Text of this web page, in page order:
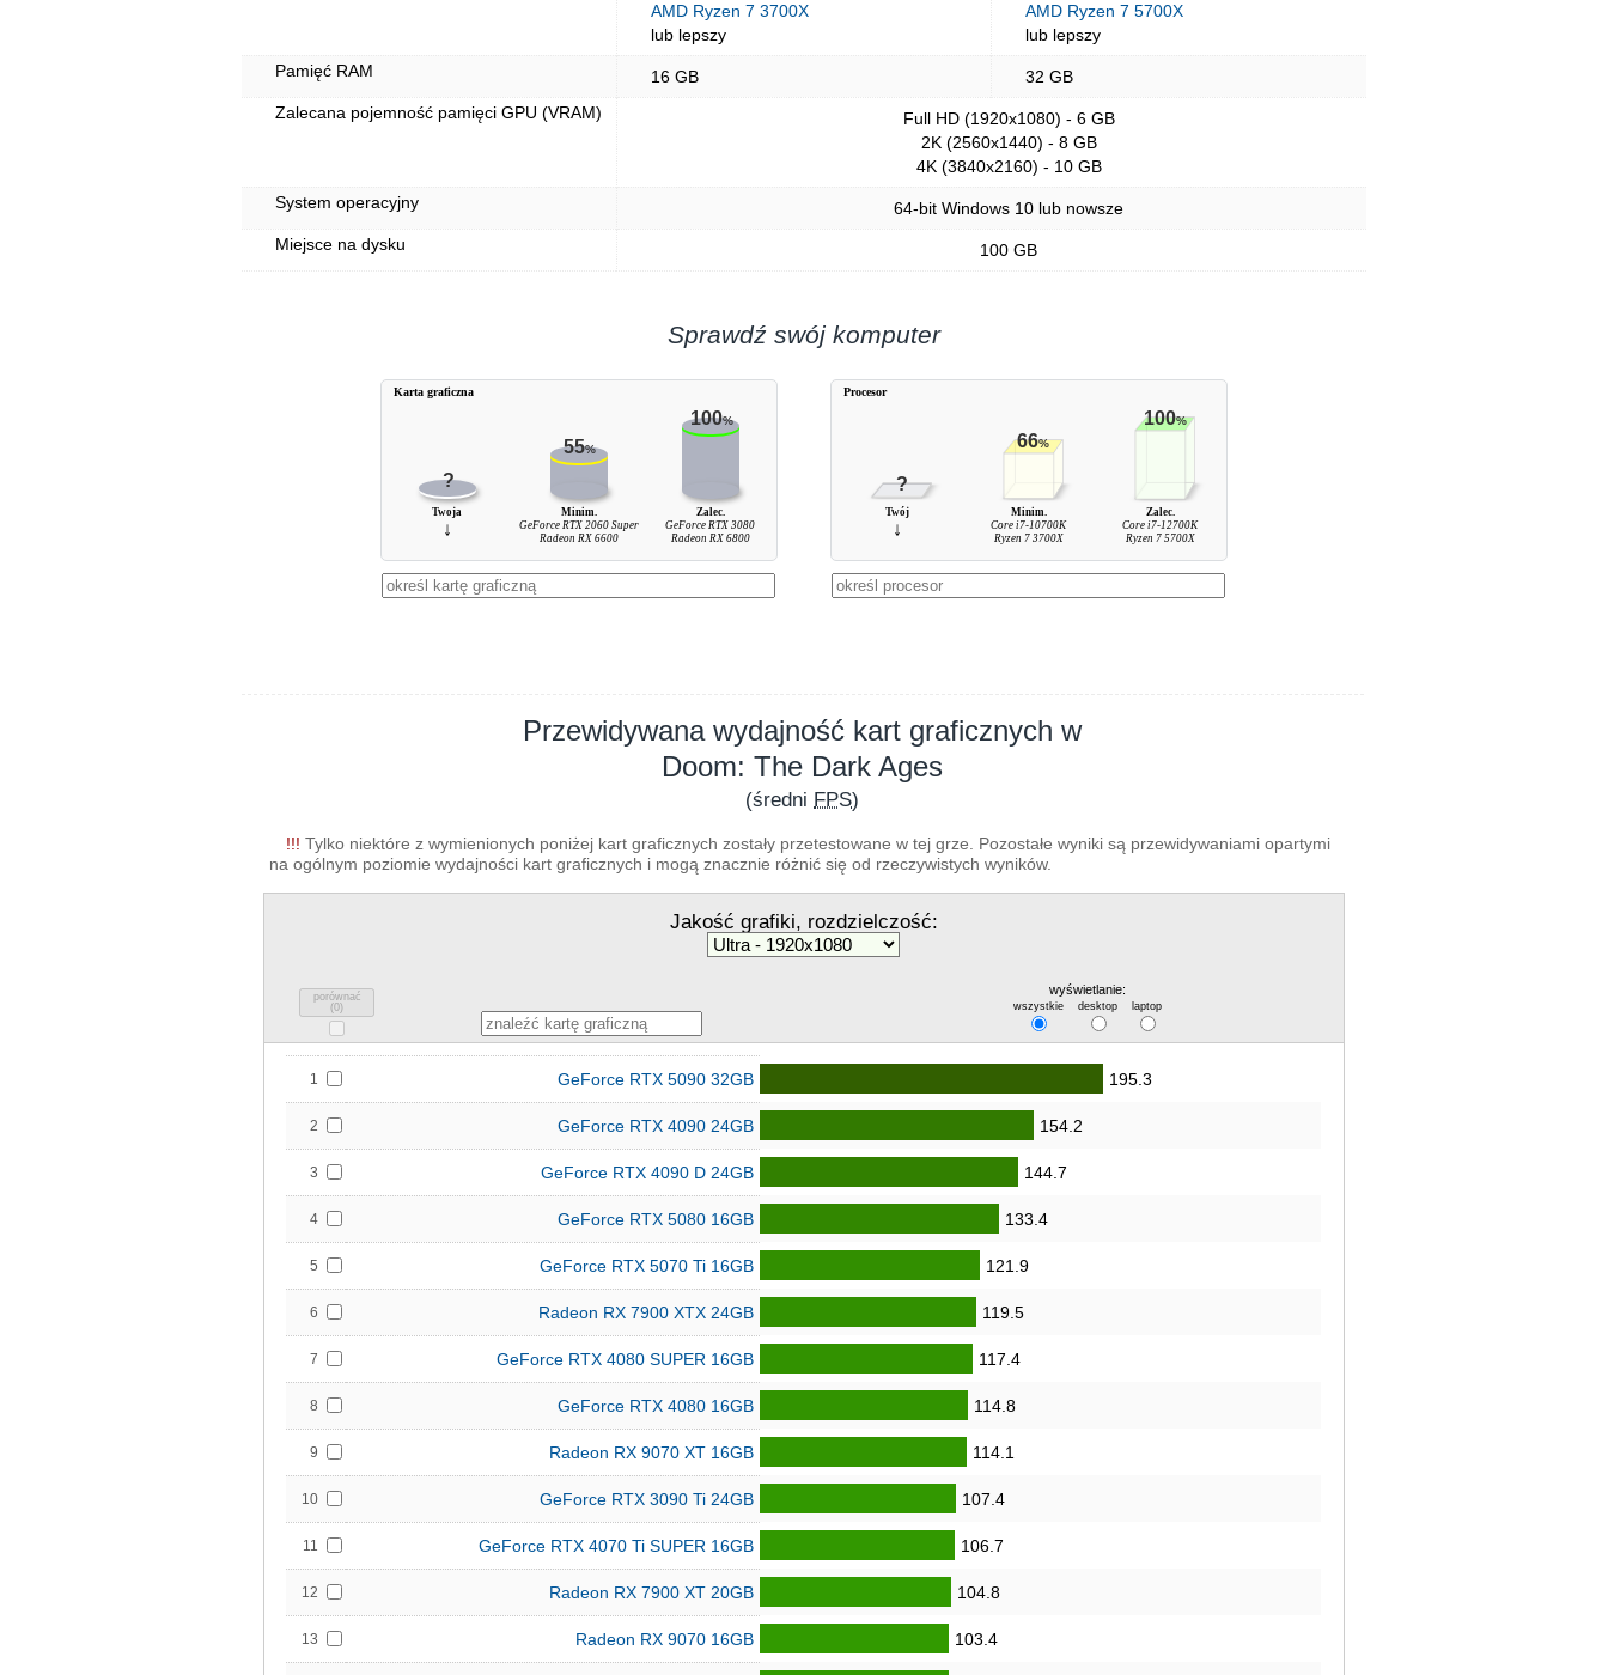
AMD Ryzen 7 3700X
lub lepszy
AMD Ryzen 7 5700X
lub lepszy
Pamięć RAM
16 GB
32 GB
Zalecana pojemność pamięci GPU (VRAM)
Full HD (1920x1080) - 6 GB
2K (2560x1440) - 8 GB
4K (3840x2160) - 10 GB
System operacyjny
64-bit Windows 10 lub nowsze
Miejsce na dysku
100 GB
Sprawdź swój komputer
?
55%
100%
Twoja
↓
Minim.
GeForce RTX 2060 Super
Radeon RX 6600
Zalec.
GeForce RTX 3080
Radeon RX 6800
Karta graficzna
?
66%
100%
Twój
↓
Minim.
Core i7-10700K
Ryzen 7 3700X
Zalec.
Core i7-12700K
Ryzen 7 5700X
Procesor
Przewidywana wydajność kart graficznych w
Doom: The Dark Ages
(średni FPS)
!!! Tylko niektóre z wymienionych poniżej kart graficznych zostały przetestowane w tej grze. Pozostałe wyniki są przewidywaniami opartymi
na ogólnym poziomie wydajności kart graficznych i mogą znacznie różnić się od rzeczywistych wyników.
Jakość grafiki, rozdzielczość:
porównać
(0)
wyświetlanie:
wszystkie desktop laptop
1 GeForce RTX 5090 32GB 195.3
2 GeForce RTX 4090 24GB 154.2
3 GeForce RTX 4090 D 24GB 144.7
4 GeForce RTX 5080 16GB 133.4
5 GeForce RTX 5070 Ti 16GB 121.9
6 Radeon RX 7900 XTX 24GB 119.5
7 GeForce RTX 4080 SUPER 16GB 117.4
8 GeForce RTX 4080 16GB 114.8
9 Radeon RX 9070 XT 16GB 114.1
10 GeForce RTX 3090 Ti 24GB 107.4
11 GeForce RTX 4070 Ti SUPER 16GB 106.7
12 Radeon RX 7900 XT 20GB 104.8
13 Radeon RX 9070 16GB 103.4